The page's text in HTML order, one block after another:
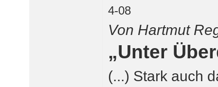
4-08
Von Hartmut
„Unter
(...) Stark auch